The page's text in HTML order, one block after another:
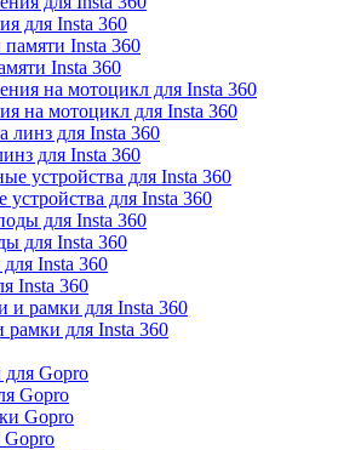
для Insta 360
Insta 360
на мотоцикл для Insta 360
для Insta 360
устройства для Insta 360
для Insta 360
Insta 360
рамки для Insta 360
Gopro